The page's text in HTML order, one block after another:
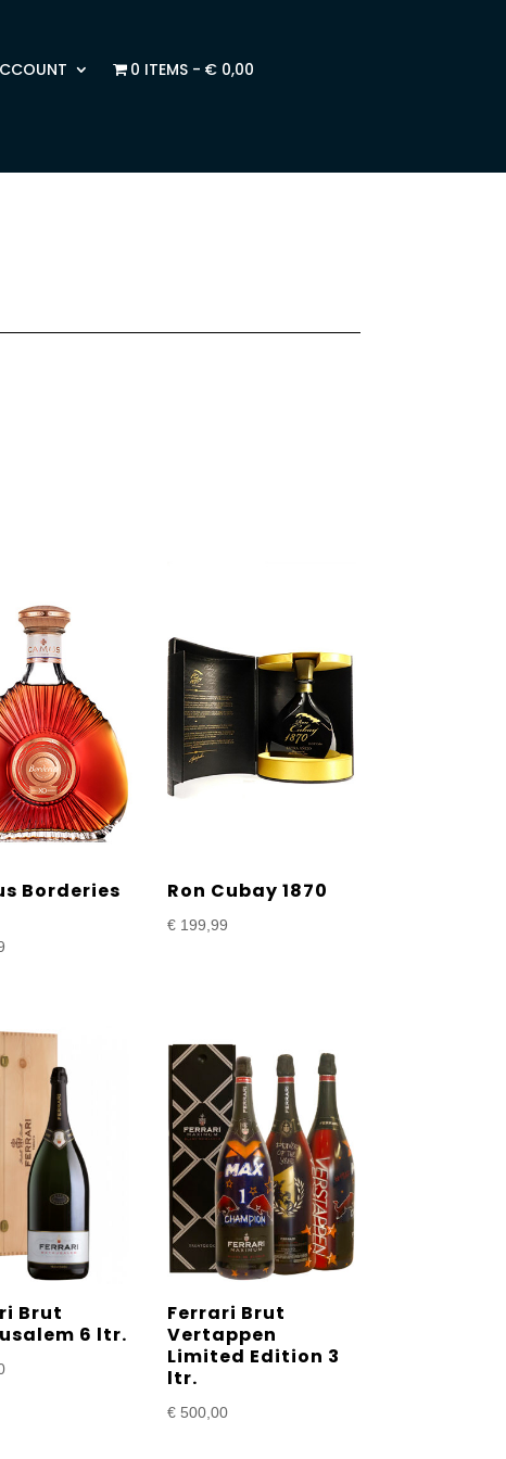
0 ITEMS € 0,00
Borderies
Ron Cubay 1870
€199,99
Brut
6 ltr.
Ferrari Brut
Vertappen
Limited Edition 3
ltr.
€500,00